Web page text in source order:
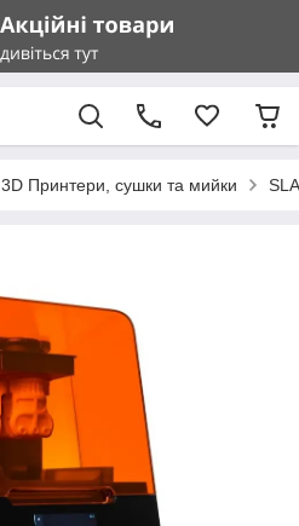
3D Принтери, сушки та мийки